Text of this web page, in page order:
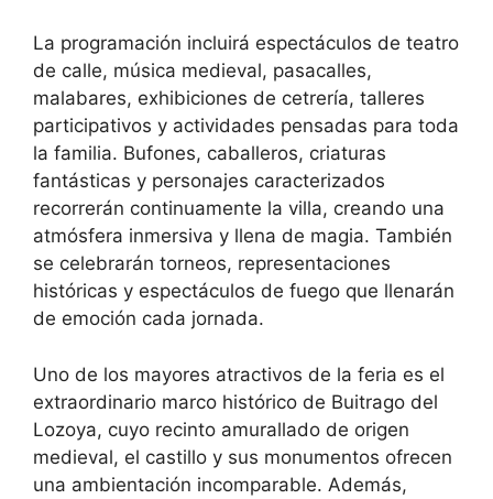
La programación incluirá espectáculos de teatro
de calle, música medieval, pasacalles,
malabares, exhibiciones de cetrería, talleres
participativos y actividades pensadas para toda
la familia. Bufones, caballeros, criaturas
fantásticas y personajes caracterizados
recorrerán continuamente la villa, creando una
atmósfera inmersiva y llena de magia. También
se celebrarán torneos, representaciones
históricas y espectáculos de fuego que llenarán
de emoción cada jornada.
Uno de los mayores atractivos de la feria es el
extraordinario marco histórico de Buitrago del
Lozoya, cuyo recinto amurallado de origen
medieval, el castillo y sus monumentos ofrecen
una ambientación incomparable. Además,